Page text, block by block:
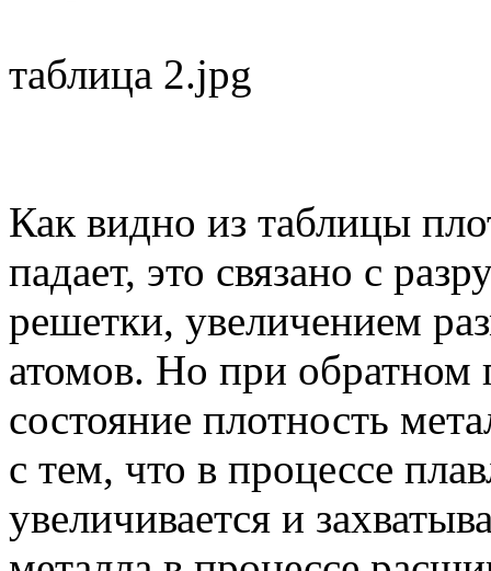
таблица 2.jpg
Как видно из таблицы
падает, это связано с
решетки, увеличением
атомов. Но при обратном
состояние плотность
с тем, что в процессе
увеличивается и